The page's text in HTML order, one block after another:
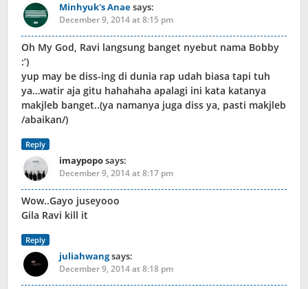
Minhyuk's Anaesays:
December 9, 2014 at 8:15 pm
Oh My God, Ravi langsung banget nyebut nama Bobby
:’)
yup may be diss-ing di dunia rap udah biasa tapi tuh
ya…watir aja gitu hahahaha apalagi ini kata katanya
makjleb banget..(ya namanya juga diss ya, pasti makjleb
/abaikan/)
Reply
imaypoposays:
December 9, 2014 at 8:17 pm
Wow..Gayo juseyooo
Gila Ravi kill it
Reply
juliahwangsays:
December 9, 2014 at 8:18 pm